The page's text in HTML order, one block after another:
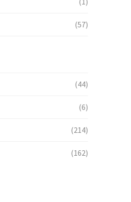
(57)
(44)
(6)
(214)
(162)